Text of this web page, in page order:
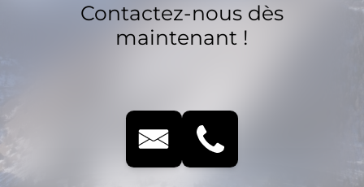
Contactez-nous dès
maintenant !